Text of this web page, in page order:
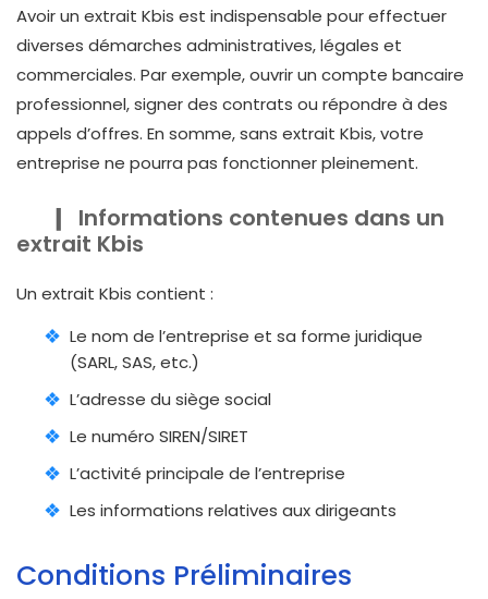
Avoir un extrait Kbis est indispensable pour effectuer
diverses démarches administratives, légales et
commerciales. Par exemple, ouvrir un compte bancaire
professionnel, signer des contrats ou répondre à des
appels d’offres. En somme, sans extrait Kbis, votre
entreprise ne pourra pas fonctionner pleinement.
Informations contenues dans un
extrait Kbis
Un extrait Kbis contient :
Le nom de l’entreprise et sa forme juridique
(SARL, SAS, etc.)
L’adresse du siège social
Le numéro SIREN/SIRET
L’activité principale de l’entreprise
Les informations relatives aux dirigeants
Conditions Préliminaires